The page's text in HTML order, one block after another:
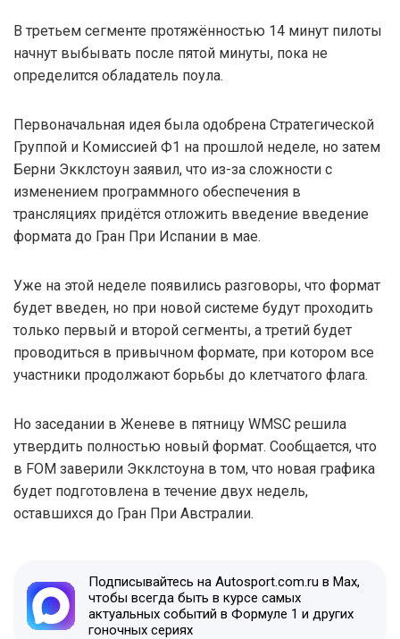
В третьем сегменте протяжённостью 14 минут пилоты
начнут выбывать после пятой минуты, пока не
определится обладатель поула.
Первоначальная идея была одобрена Стратегической
Группой и Комиссией Ф1 на прошлой неделе, но затем
Берни Экклстоун заявил, что из-за сложности с
изменением программного обеспечения в
трансляциях придётся отложить введение введение
формата до Гран При Испании в мае.
Уже на этой неделе появились разговоры, что формат
будет введен, но при новой системе будут проходить
только первый и второй сегменты, а третий будет
проводиться в привычном формате, при котором все
участники продолжают борьбы до клетчатого флага.
Но заседании в Женеве в пятницу WMSC решила
утвердить полностью новый формат. Сообщается, что
в FOM заверили Экклстоуна в том, что новая графика
будет подготовлена в течение двух недель,
оставшихся до Гран При Австралии.
Подписывайтесь на Autosport.com.ru в Max,
чтобы всегда быть в курсе самых
актуальных событий в Формуле 1 и других
гоночных сериях